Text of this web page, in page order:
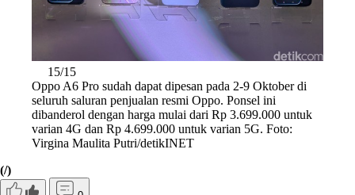
15/15
Oppo A6 Pro sudah dapat dipesan pada 2-9 Oktober di
seluruh saluran penjualan resmi Oppo. Ponsel ini
dibanderol dengan harga mulai dari Rp 3.699.000 untuk
varian 4G dan Rp 4.699.000 untuk varian 5G. Foto:
Virgina Maulita Putri/detikINET
(/)